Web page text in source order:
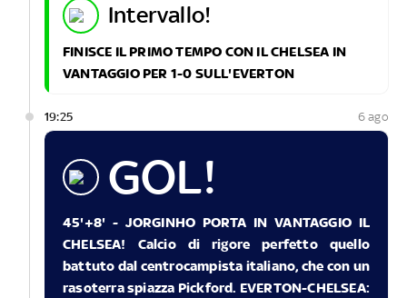
intervallo!
FINISCE IL PRIMO TEMPO CON IL CHELSEA IN
VANTAGGIO PER 1-0 SULL'EVERTON
19:25 6 ago
GOL!
45'+8' - JORGINHO PORTA IN VANTAGGIO IL
CHELSEA! Calcio di rigore perfetto quello
battuto dal centrocampista italiano, che con un
rasoterra spiazza Pickford. EVERTON-CHELSEA: